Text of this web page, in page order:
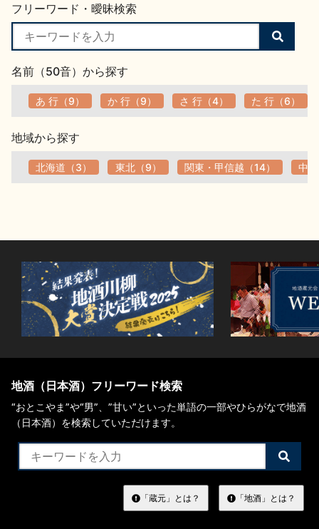
フリーワード・曖昧検索
検
索
名前（50音）から探す
あ 行（9） か 行（9） さ 行（4） た 行（6）
地域から探す
北海道（3） 東北（9） 関東・甲信越（14） 中
地酒（日本酒）フリーワード検索
“おとこやま”や“男”、”甘い”といった単語の一部やひらがなで地酒
（日本酒）を検索していただけます。
検
索
す
る
「蔵元」とは？ 「地酒」とは？